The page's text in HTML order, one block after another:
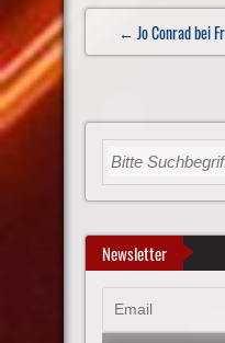
Post
navigation
← Jo Conrad bei
Newsletter